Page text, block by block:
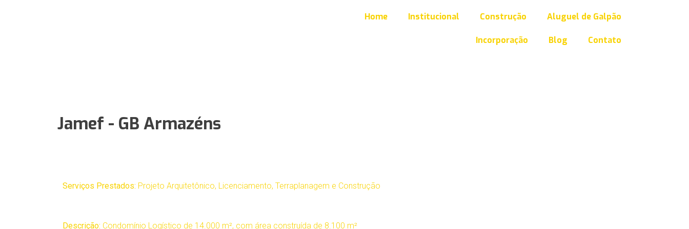
Home Institucional Construção Aluguel de Galpão
Incorporação Blog Contato
Jamef - GB Armazéns
Serviços Prestados: Projeto Arquitetônico, Licenciamento, Terraplanagem e Construção
Descrição: Condomínio Logístico de 14.000 m², com área construída de 8.100 m²